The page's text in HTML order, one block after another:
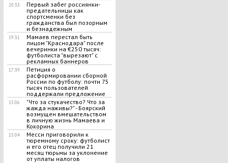
20:33
Первый забег россиянки-
предательницы как
спортсменки без
гражданства был позорным
и безнадежным
19:31
Мамаев перестал быть
лицом "Краснодара" после
вечеринки на €250 тысяч:
футболиста "вырезают" с
рекламных баннеров
17:39
Петиция о
расформировании сборной
России по футболу: почти 75
тысяч пользователей
поддержали предложение
15:06
"Что за стукачество? Что за
жажда наживы?" - Боярский
возмущен вмешательством
в личную жизнь Мамаева и
Кокорина
15:04
Месси приговорили к
тюремному сроку: футболист
и его отец получили 21
месяц тюрьмы за уклонение
от уплаты налогов